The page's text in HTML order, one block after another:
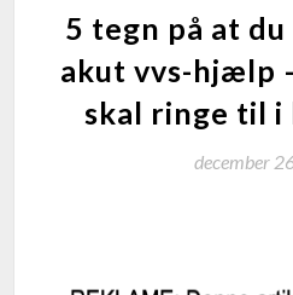
5 tegn på at
akut vvs-hjælp
skal ringe til i
december